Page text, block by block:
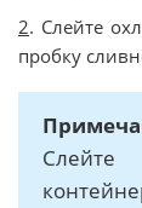
2. Слейте
пробку